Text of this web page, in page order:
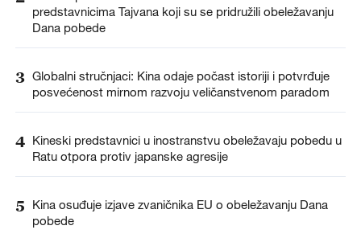
predstavnicima Tajvana koji su se pridružili obeležavanju
Dana pobede
3 Globalni stručnjaci: Kina odaje počast istoriji i potvrđuje
posvećenost mirnom razvoju veličanstvenom paradom
4 Kineski predstavnici u inostranstvu obeležavaju pobedu u
Ratu otpora protiv japanske agresije
5
Kina osuđuje izjave zvaničnika EU o obeležavanju Dana
pobede